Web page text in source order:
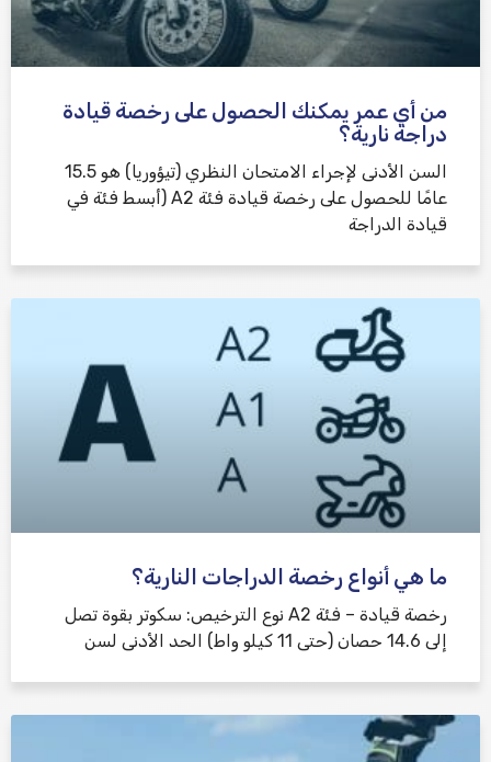
من أي عمر يمكنك الحصول على رخصة قيادة
دراجة نارية؟
السن الأدنى لإجراء الامتحان النظري (تيؤوريا) هو 15.5
عامًا للحصول على رخصة قيادة فئة A2 (أبسط فئة في
قيادة الدراجة
ما هي أنواع رخصة الدراجات النارية؟
رخصة قيادة – فئة A2 نوع الترخيص: سكوتر بقوة تصل
إلى 14.6 حصان (حتى 11 كيلو واط) الحد الأدنى لسن